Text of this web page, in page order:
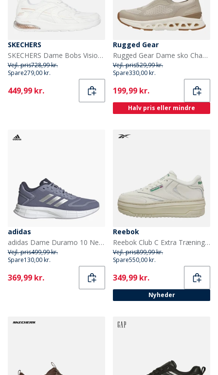
SKECHERS
SKECHERS Dame Bobs Vision Air Sneakers Hvid
Vejl. pris728,99 kr.
Spare279,00 kr.
Current
449,99 kr.
Rugged Gear
Rugged Gear Dame sko Champagne
Vejl. pris529,99 kr.
Spare330,00 kr.
Current
199,99 kr.
Halv pris eller mindre
adidas
adidas Dame Duramo 10 Neutrale Løbesko Silver Violet/Silver Metallic/Silver Dawn
Vejl. pris499,99 kr.
Spare130,00 kr.
Current
369,99 kr.
Reebok
Reebok Club C Extra Træningssko Chalk/Chalk/Glen Green
Vejl. pris899,99 kr.
Spare550,00 kr.
Current
349,99 kr.
Nyheder